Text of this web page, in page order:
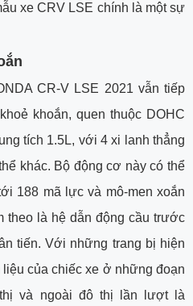
xe CRV LSE chính là một sự
CR-V LSE 2021 vẫn tiếp
khoắn, quen thuộc DOHC
tích 1.5L, với 4 xi lanh thẳng
khác. Bộ động cơ này có thể
188 mã lực và mô-men xoắn
theo là hệ dẫn động cầu trước
tiến. Với những trang bị hiện
của chiếc xe ở những đoạn
và ngoài đô thị lần lượt là